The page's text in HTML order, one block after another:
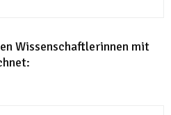
Wissenschaftlerinnen mit